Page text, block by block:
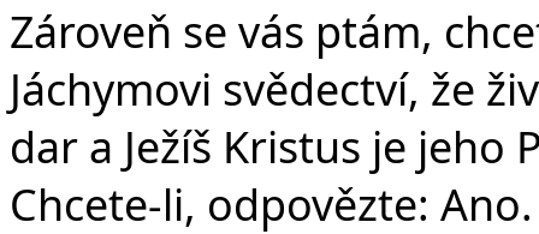
Zároveň se vás ptám,
Jáchymovi svědectví, že
dar a Ježíš Kristus je jeho
Chcete-li, odpovězte: Ano.